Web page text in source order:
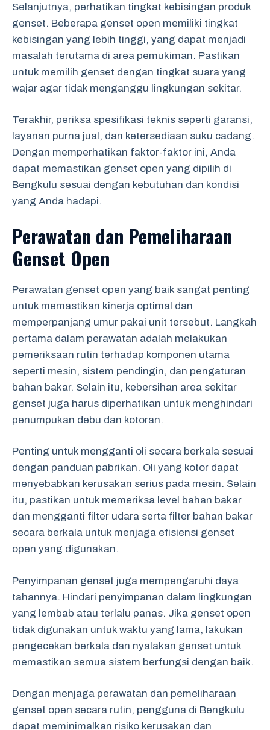
Selanjutnya, perhatikan tingkat kebisingan produk
genset. Beberapa genset open memiliki tingkat
kebisingan yang lebih tinggi, yang dapat menjadi
masalah terutama di area pemukiman. Pastikan
untuk memilih genset dengan tingkat suara yang
wajar agar tidak menganggu lingkungan sekitar.
Terakhir, periksa spesifikasi teknis seperti garansi,
layanan purna jual, dan ketersediaan suku cadang.
Dengan memperhatikan faktor-faktor ini, Anda
dapat memastikan genset open yang dipilih di
Bengkulu sesuai dengan kebutuhan dan kondisi
yang Anda hadapi.
Perawatan dan Pemeliharaan
Genset Open
Perawatan genset open yang baik sangat penting
untuk memastikan kinerja optimal dan
memperpanjang umur pakai unit tersebut. Langkah
pertama dalam perawatan adalah melakukan
pemeriksaan rutin terhadap komponen utama
seperti mesin, sistem pendingin, dan pengaturan
bahan bakar. Selain itu, kebersihan area sekitar
genset juga harus diperhatikan untuk menghindari
penumpukan debu dan kotoran.
Penting untuk mengganti oli secara berkala sesuai
dengan panduan pabrikan. Oli yang kotor dapat
menyebabkan kerusakan serius pada mesin. Selain
itu, pastikan untuk memeriksa level bahan bakar
dan mengganti filter udara serta filter bahan bakar
secara berkala untuk menjaga efisiensi genset
open yang digunakan.
Penyimpanan genset juga mempengaruhi daya
tahannya. Hindari penyimpanan dalam lingkungan
yang lembab atau terlalu panas. Jika genset open
tidak digunakan untuk waktu yang lama, lakukan
pengecekan berkala dan nyalakan genset untuk
memastikan semua sistem berfungsi dengan baik.
Dengan menjaga perawatan dan pemeliharaan
genset open secara rutin, pengguna di Bengkulu
dapat meminimalkan risiko kerusakan dan